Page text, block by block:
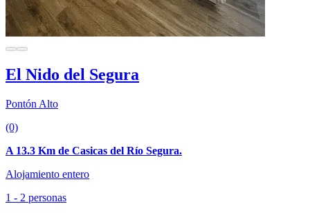
El Nido del Segura
Pontón Alto
(0)
A 13.3 Km de Casicas del Río Segura.
Alojamiento entero
1 - 2 personas